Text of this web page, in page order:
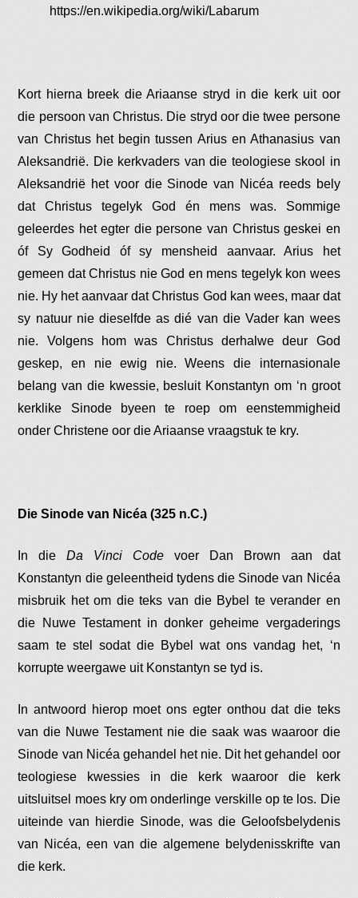
https://en.wikipedia.org/wiki/Labarum
Kort hierna breek die Ariaanse stryd in die kerk uit oor
die persoon van Christus. Die stryd oor die twee persone
van Christus het begin tussen Arius en Athanasius van
Aleksandrië. Die kerkvaders van die teologiese skool in
Aleksandrië het voor die Sinode van Nicéa reeds bely
dat Christus tegelyk God én mens was. Sommige
geleerdes het egter die persone van Christus geskei en
óf Sy Godheid óf sy mensheid aanvaar. Arius het
gemeen dat Christus nie God en mens tegelyk kon wees
nie. Hy het aanvaar dat Christus God kan wees, maar dat
sy natuur nie dieselfde as dié van die Vader kan wees
nie. Volgens hom was Christus derhalwe deur God
geskep, en nie ewig nie. Weens die internasionale
belang van die kwessie, besluit Konstantyn om ‘n groot
kerklike Sinode byeen te roep om eenstemmigheid
onder Christene oor die Ariaanse vraagstuk te kry.
Die Sinode van Nicéa (325 n.C.)
In dieDa Vinci Code voer Dan Brown aan dat
Konstantyn die geleentheid tydens die Sinode van Nicéa
misbruik het om die teks van die Bybel te verander en
die Nuwe Testament in donker geheime vergaderings
saam te stel sodat die Bybel wat ons vandag het, ‘n
korrupte weergawe uit Konstantyn se tyd is.
In antwoord hierop moet ons egter onthou dat die teks
van die Nuwe Testament nie die saak was waaroor die
Sinode van Nicéa gehandel het nie. Dit het gehandel oor
teologiese kwessies in die kerk waaroor die kerk
uitsluitsel moes kry om onderlinge verskille op te los. Die
uiteinde van hierdie Sinode, was die Geloofsbelydenis
van Nicéa, een van die algemene belydenisskrifte van
die kerk.